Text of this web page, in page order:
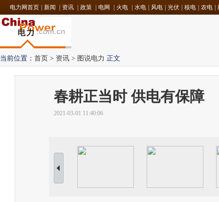
电力网首页 新闻 资讯 政策 电网 火电 水电 风电 光伏 核电 农电
当前位置： 首页 > 资讯 > 图说电力 正文
春耕正当时 供电有保障
2021-03-01 11:40:06